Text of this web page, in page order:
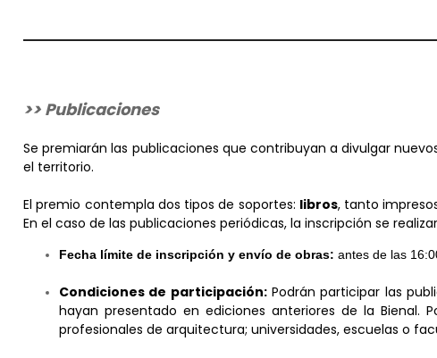
>> Publicaciones
Se premiarán las publicaciones que contribuyan a divulgar
el territorio.
El premio contempla dos tipos de soportes: libros, tanto
En el caso de las publicaciones periódicas, la inscripción se
Fecha límite de inscripción y envío de obras: antes de las
Condiciones de participación:Podrán participar las
hayan presentado en ediciones anteriores de la Bienal.
profesionales de arquitectura; universidades, escuelas o